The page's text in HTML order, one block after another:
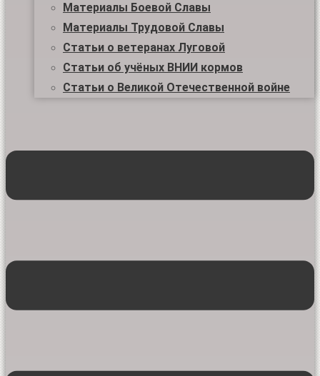
Материалы Боевой Славы
Материалы Трудовой Славы
Статьи о ветеранах Луговой
Статьи об учёных ВНИИ кормов
Статьи о Великой Отечественной войне